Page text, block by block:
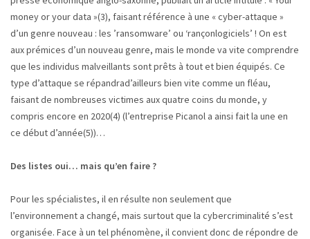
money or your data »(3), faisant référence à une « cyber-attaque »
d’un genre nouveau : les ’ransomware’ ou ‘rançonlogiciels’ ! On est
aux prémices d’un nouveau genre, mais le monde va vite comprendre
que les individus malveillants sont prêts à tout et bien équipés. Ce
type d’attaque se répandrad’ailleurs bien vite comme un fléau,
faisant de nombreuses victimes aux quatre coins du monde, y
compris encore en 2020(4) (l’entreprise Picanol a ainsi fait la une en
ce début d’année(5))…
Des listes oui… mais qu’en faire ?
Pour les spécialistes, il en résulte non seulement que
l’environnement a changé, mais surtout que la cybercriminalité s’est
organisée. Face à un tel phénomène, il convient donc de répondre de